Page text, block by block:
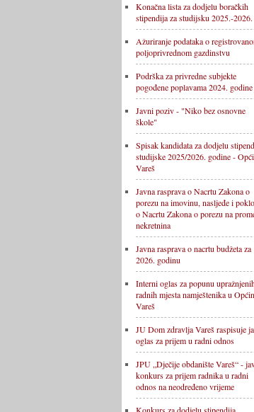
Konačna lista za dodjelu boračkih
stipendija za studijsku 2025.-2026.
Ažuriranje podataka o
poljoprivrednom gazdinstvu
Podrška za privredne subjekte
pogođene poplavama 2024. godine
Javni poziv - "Niko bez osnovne
škole"
Spisak kandidata za dodjelu
studijske 2025/2026. godine -
Vareš
Javna rasprava o Nacrtu Zakona o
porezu na imovinu, nasljeđe i
o Nacrtu Zakona o porezu na
nekretnina
Javna rasprava o nacrtu budžeta za
2026. godinu
Interni oglas za popunu
radnih mjesta namještenika u
Vareš
JU Dom zdravlja Vareš raspisuje
oglas za prijem u radni odnos
JPU „Dječije obdanište Vareš“ -
konkurs za prijem radnika u radni
odnos na neodređeno vrijeme